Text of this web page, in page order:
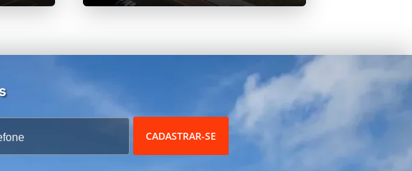
CADASTRAR-SE